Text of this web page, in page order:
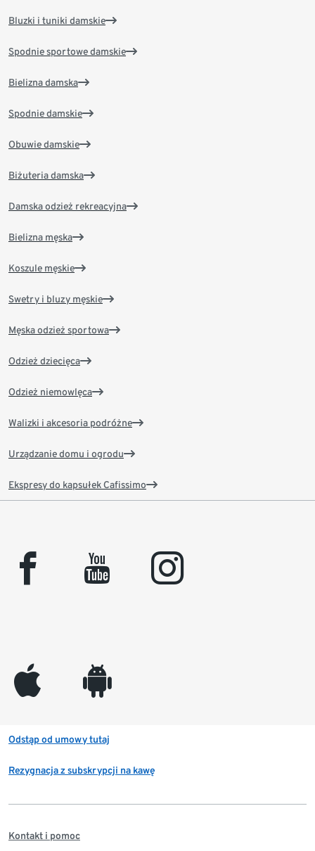
Bluzki i tuniki damskie
Spodnie sportowe damskie
Bielizna damska
Spodnie damskie
Obuwie damskie
Biżuteria damska
Damska odzież rekreacyjna
Bielizna męska
Koszule męskie
Swetry i bluzy męskie
Męska odzież sportowa
Odzież dziecięca
Odzież niemowlęca
Walizki i akcesoria podróżne
Urządzanie domu i ogrodu
Ekspresy do kapsułek Cafissimo
facebook youtube instagram
appleinc android
Odstąp od umowy tutaj
Rezygnacja z subskrypcji na kawę
Kontakt i pomoc